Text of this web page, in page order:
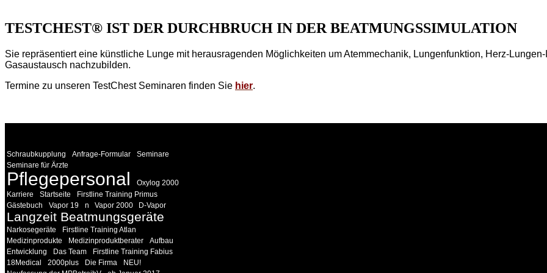
TESTCHEST® IST DER DURCHBRUCH IN DER BEATMUNGSSIMULATION
Sie repräsentiert eine künstliche Lunge mit herausragenden Möglichkeiten um Atemmechanik, Lungenfunktion, Herz-
Gasaustausch nachzubilden.
Termine zu unseren TestChest Seminaren finden Sie hier.
Schraubkupplung Anfrage-Formular
Seminare
Seminare für Ärzte
Pflegepersonal
Oxylog 2000
Karriere
Startseite
Firstline Training Primus
Gästebuch
Vapor 19 n Vapor 2000 D-Vapor
Langzeit Beatmungsgeräte
Narkosegeräte
Firstline Training Atlan
Medizinprodukte
Medizinproduktberater
Aufbau
Entwicklung
Das Team
Firstline Training Fabius
18Medical
2000plus Die Firma
NEU!